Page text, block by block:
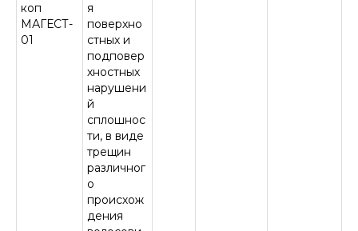
коп
МАГЕСТ-
01
я
поверхно
стных и
подповер
хностных
нарушени
й
сплошнос
ти, в виде
трещин
различног
о
происхож
дения